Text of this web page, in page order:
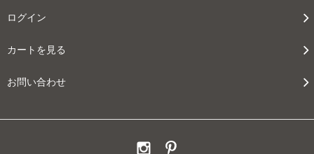
ログイン
カートを見る
お問い合わせ